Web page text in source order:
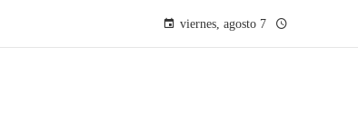
viernes, agosto 7